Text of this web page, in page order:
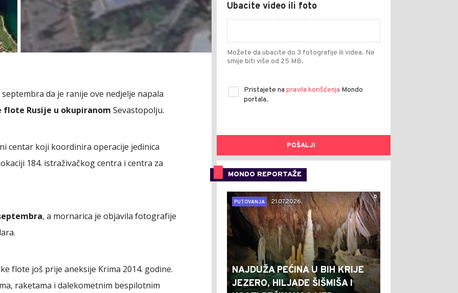
da je ranije ove nedjelje napala
Rusije u okupiranom Sevastopolju.
centar koji koordinira operacije jedinica
184. istraživačkog centra i centra za
, a mornarica je objavila fotografije
flote još prije aneksije Krima 2014. godine.
raketama i dalekometnim bespilotnim
Ubacite video ili foto
Možete da ubacite do 3 fotografije ili videa. Ne
smije biti više od 25 MB.
Pristajete na pravila korišćenja Mondo
portala.
POŠALJI
MONDO REPORTAŽE
0
PUTOVANJA
21.07.2026.
NAJDUŽA PEĆINA U BIH KRIJE
JEZERO, HILJADE ŠIŠMIŠA I